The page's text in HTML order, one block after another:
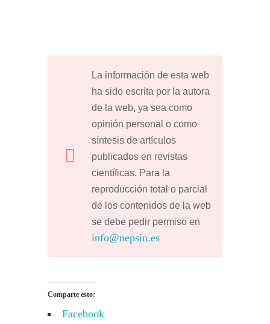
La información de esta web
ha sido escrita por la autora
de la web, ya sea como
opinión personal o como
síntesis de artículos
publicados en revistas
científicas. Para la
reproducción total o parcial
de los contenidos de la web
se debe pedir permiso en
info@nepsin.es
Comparte esto:
Facebook